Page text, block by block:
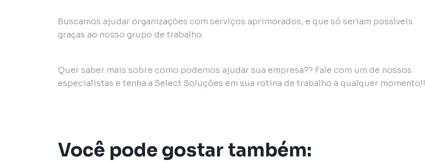
Buscamos ajudar organizações com serviços aprimorados, e que só seriam possíveis
graças ao nosso grupo de trabalho.
Quer saber mais sobre como podemos ajudar sua empresa?? Fale com um de nossos
especialistas e tenha a Select Soluções em sua rotina de trabalho a qualquer momento!!
Você pode gostar também: